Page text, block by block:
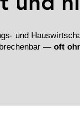
und
— oft